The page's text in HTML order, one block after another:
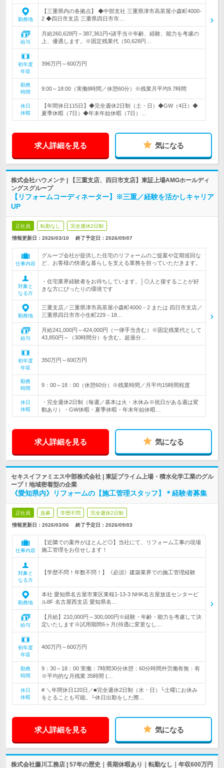
勤務地
【三重県内の各拠点】 ◆中部支社 三重県津市高茶屋小森町4000-
2 ◆四日市支店 三重県四日市市…
給与
月給260,628円～387,361円+諸手当※年齢、経験、能力を考慮の
上、優遇します。※固定残業代（50,628円…
初年度
年収
396万円～600万円
勤務
時間
9:00～18:00（実働8時間／休憩60分）※残業月平均9.7時間
休日
休暇
【年間休日115日】◆完全週休2日制（土・日）◆GW（4日）◆
夏季休暇（7日）◆年末年始休暇（7日）…
求人詳細を見る 気になる
株式会社ハウメンテ | 【三重支店、四日市支店】東証上場AMGホールディ
ングスグループ
【リフォームコーディネーター】※三重／経験を活かしキャリア
UP
正社員 転勤なし 完全週休2日制
情報更新日：2026/03/10 終了予定日： 2026/09/07
仕事内容
グループ会社が提供した住宅のリフォームのご提案や定期巡回な
ど、お客様の快適な暮らしを支える業務を担っていただきます。
対象と
なる方
・住宅業界経験者をお待ちしています。│◎人と接することが好
きな方にぴったりの環境です
勤務地
三重支店／三重県津市高茶屋小森町4000－2 または 四日市支店／
三重県四日市市小生町229－18…
給与
月給241,000円～424,000円（一律手当含む）※固定残業代として
43,850円～（30時間分）を含む。超過分…
初年度
年収
350万円～600万円
勤務
時間
9：00～18：00（休憩60分）※残業時間／月平均15時間程度
休日
休暇
・完全週休2日制（毎週／基本は火・水休み※祝日がある週は変
動あり）・GW休暇・夏季休暇・年末年始休暇…
求人詳細を見る 気になる
セキスイファミエス中部株式会社 | 東証プライム上場・積水化学工業のグル
ープ！地域密着型の企業
《愛知県内》リフォームの【施工管理スタッフ】＊経験者募集
正社員 急募 学歴不問 完全週休2日制
情報更新日：2026/03/06 終了予定日： 2026/09/03
仕事内容
【近隣での案件がほとんど◎】当社にて、リフォーム工事の現場
施工管理をお任せします！
対象と
なる方
【学歴不問！年数不問！】《必須》建築業界での施工管理経験
勤務地
本社 愛知県名古屋市東区東桜1-13-3 NHK名古屋放送センタービ
ル8F 名古屋西支店 愛知県名…
給与
【月給】210,000円～300,000円※経験・年齢・能力を考慮して決
定いたします※試用期間6ヶ月(待遇に変更なし…
初年度
年収
400万円～600万円
勤務
時間
9：30～18：00 実働：7時間30分休憩：60分時間外労働有無：有
※平均的な月残業 35時間 (…
休日
休暇
# ＼年間休日120日／■完全週休2日制（水・日）└土曜にお休み
をとることも可能。└休日出勤をした際…
求人詳細を見る 気になる
株式会社藤川工務店 | 57年の歴史｜長期休暇あり｜転勤なし｜年収600万円